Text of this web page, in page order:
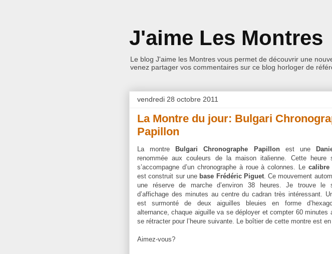
J'aime Les Montres
Le blog J'aime les Montres vous permet de découvrir une
venez partager vos commentaires sur ce blog horloger de
vendredi 28 octobre 2011
La Montre du jour: Bulgari
Papillon
La montre Bulgari Chronographe Papillonest une
renommée aux couleurs de la maison italienne. Cette heure
s’accompagne d’un chronographe à roue à colonnes. Lecalibre
est construit sur une base Frédéric Piguet. Ce mouvement
une réserve de marche d’environ 38 heures. Je trouve le
d’affichage des minutes au centre du cadran très intéressant.
est surmonté de deux aiguilles bleuies en forme
alternance, chaque aiguille va se déployer et compter 60 minutes
se rétracter pour l’heure suivante. Le boîtier de cette montre est
Aimez-vous?